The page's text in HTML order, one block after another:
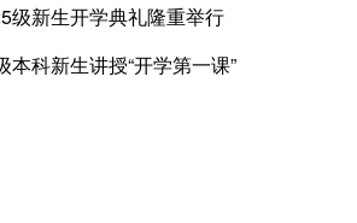
级新生开学典礼隆重举行
本科新生讲授“开学第一课”